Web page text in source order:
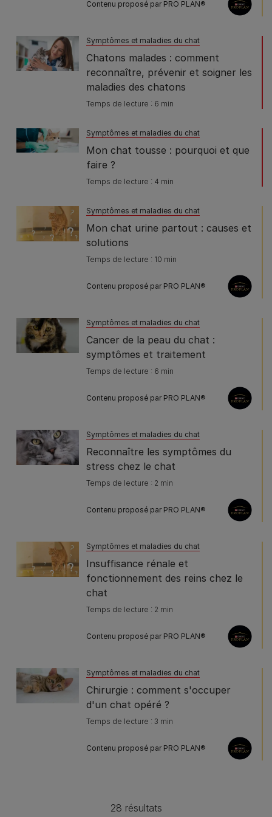
Contenu proposé par PRO PLAN®
Symptômes et maladies du chat
Chatons malades : comment
reconnaître, prévenir et soigner les
maladies des chatons
Temps de lecture : 6 min
Symptômes et maladies du chat
Mon chat tousse : pourquoi et que
faire ?
Temps de lecture : 4 min
Symptômes et maladies du chat
Mon chat urine partout : causes et
solutions
Temps de lecture : 10 min
Contenu proposé par PRO PLAN®
Symptômes et maladies du chat
Cancer de la peau du chat :
symptômes et traitement
Temps de lecture : 6 min
Contenu proposé par PRO PLAN®
Symptômes et maladies du chat
Reconnaître les symptômes du
stress chez le chat
Temps de lecture : 2 min
Contenu proposé par PRO PLAN®
Symptômes et maladies du chat
Insuffisance rénale et
fonctionnement des reins chez le
chat
Temps de lecture : 2 min
Contenu proposé par PRO PLAN®
Symptômes et maladies du chat
Chirurgie : comment s'occuper
d'un chat opéré ?
Temps de lecture : 3 min
Contenu proposé par PRO PLAN®
28 résultats